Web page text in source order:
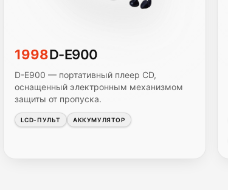
1998D-E900
D-E900 — портативный плеер CD,
оснащенный электронным механизмом
защиты от пропуска.
LCD-ПУЛЬТ АККУМУЛЯТОР